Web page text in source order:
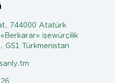
744000 Atatürk
işewürçilik
Türkmenistan